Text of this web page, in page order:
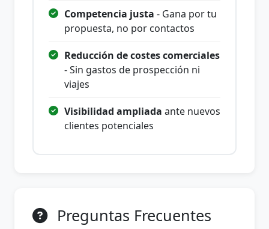
Competencia justa - Gana por tu
propuesta, no por contactos
Reducción de costes comerciales
- Sin gastos de prospección ni
viajes
Visibilidad ampliada ante nuevos
clientes potenciales
Preguntas Frecuentes